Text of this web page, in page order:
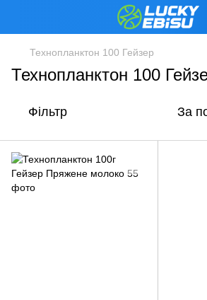
Технопланктон 100 Гейзер
Технопланктон 100
Фільтр За